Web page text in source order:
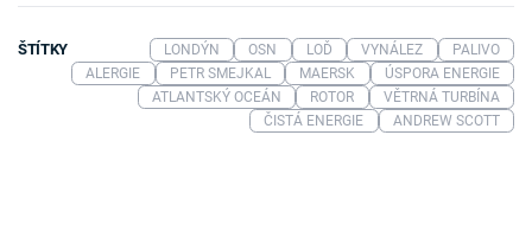
ŠTÍTKY LONDÝN OSN LOĎ VYNÁLEZ
PALIVO
ALERGIE
PETR SMEJKAL MAERSK
ÚSPORA ENERGIE
ATLANTSKÝ OCEÁN
ROTOR
VĚTRNÁ TURBÍNA
ČISTÁ ENERGIE
ANDREW SCOTT